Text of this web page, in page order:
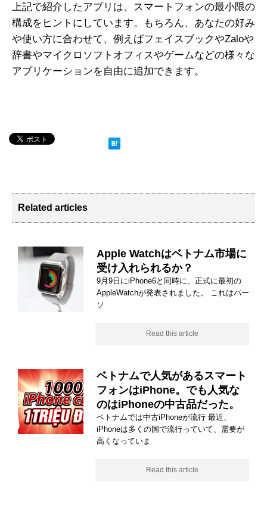
上記で紹介したアプリは、スマートフォンの最小限の
構成をヒントにしています。もちろん、あなたの好み
や使い方に合わせて、例えばフェイスブックやZaloや
辞書やマイクロソフトオフィスやゲームなどの様々な
アプリケーションを自由に追加できます。
Related articles
Apple Watchはベトナム市場に
受け入れられるか？
9月9日にiPhone6と同時に、正式に最初の
AppleWatchが発表されました。 これはパー
ソ
Read this article
ベトナムで人気があるスマート
フォンはiPhone。でも人気な
のはiPhoneの中古品だった。
ベトナムでは中古iPhoneが流行 最近、
iPhoneは多くの国で流行っていて、需要が
高くなっていま
Read this article